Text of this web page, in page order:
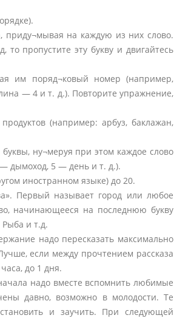
на каждую из них слово.
пропустите эту букву и двигайтесь
им поряд¬ковый номер (например,
— 4 и т. д.). Повторите упражнение,
(например: арбуз, баклажан,
ну¬меруя при этом каждое слово
дымоход, 5 — день и т. д.).
иностранном языке) до 20.
Первый называет город или любое
начинающееся на последнюю букву
и т.д.
надо пересказать максимально
если между прочтением рассказа
до 1 дня.
надо вместе вспомнить любимые
давно, возможно в молодости. Те
и заучить. При следующей